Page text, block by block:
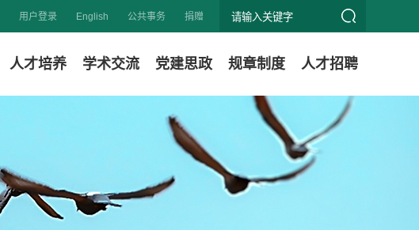
用户登录 English 公共事务 捐赠
人才培养 学术交流 党建思政 规章制度 人才招聘